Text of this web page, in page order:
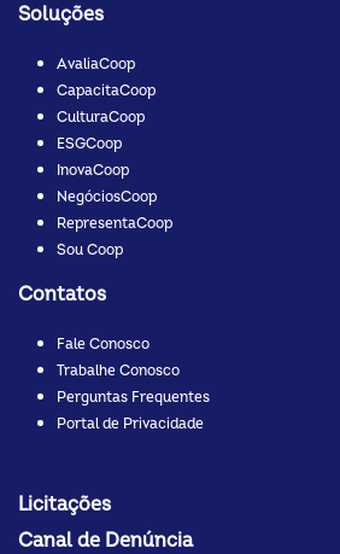
Soluções
AvaliaCoop
CapacitaCoop
CulturaCoop
ESGCoop
InovaCoop
NegóciosCoop
RepresentaCoop
Sou Coop
Contatos
Fale Conosco
Trabalhe Conosco
Perguntas Frequentes
Portal de Privacidade
Licitações
Canal de Denúncia